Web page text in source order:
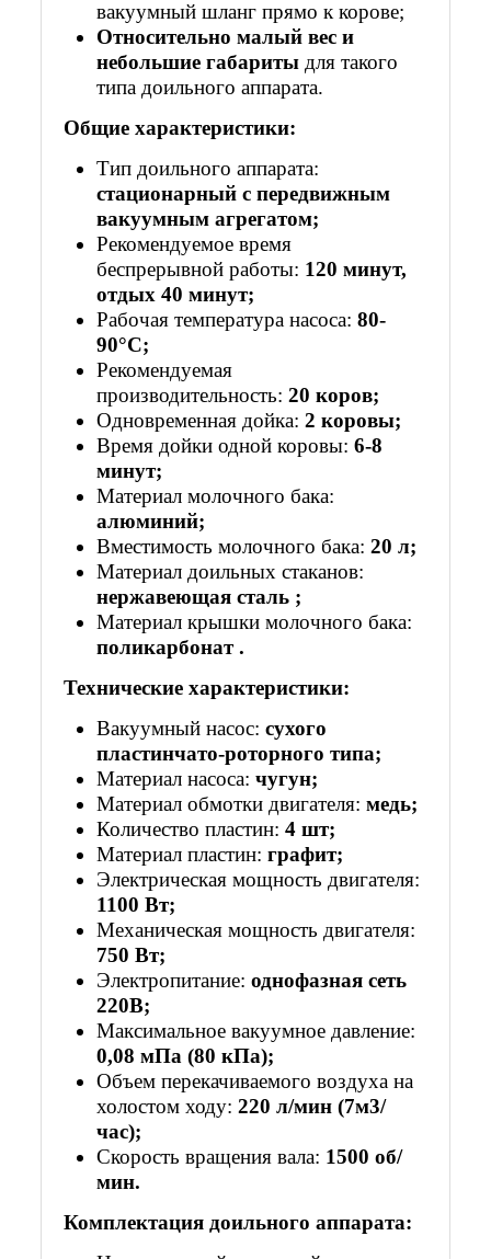
вакуумный шланг прямо к корове;
Относительно малый вес и
небольшие габариты для такого
типа доильного аппарата.
Общие характеристики:
Тип доильного аппарата:
стационарный с передвижным
вакуумным агрегатом;
Рекомендуемое время
беспрерывной работы: 120 минут,
отдых 40 минут;
Рабочая температура насоса:80-
90°С;
Рекомендуемая
производительность:20 коров;
Одновременная дойка:2 коровы;
Время дойки одной коровы:6-8
минут;
Материал молочного бака:
алюминий;
Вместимость молочного бака:20 л;
Материал доильных стаканов:
нержавеющая сталь ;
Материал крышки молочного бака:
поликарбонат .
Технические характеристики:
Вакуумный насос:сухого
пластинчато-роторного типа;
Материал насоса:чугун;
Материал обмотки двигателя:медь;
Количество пластин:4 шт;
Материал пластин:графит;
Электрическая мощность двигателя:
1100 Вт;
Механическая мощность двигателя:
750 Вт;
Электропитание:однофазная сеть
220В;
Максимальное вакуумное давление:
0,08 мПа (80 кПа);
Объем перекачиваемого воздуха на
холостом ходу:220 л/мин (7м3/
час);
Скорость вращения вала: 1500 об/
мин.
Комплектация доильного аппарата: